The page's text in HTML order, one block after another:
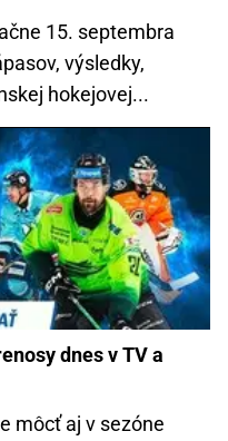
15. septembra
výsledky,
hokejovej...
dnes v TV a
môcť aj v sezóne